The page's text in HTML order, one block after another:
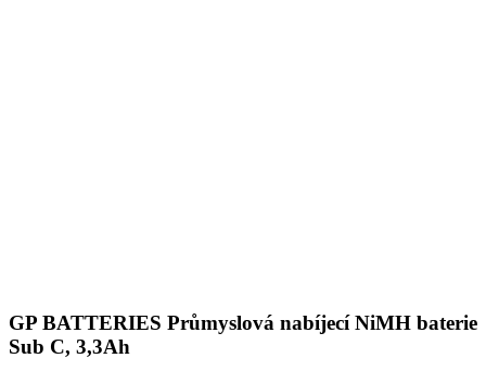
GP BATTERIES Průmyslová nabíjecí NiMH baterie
Sub C, 3,3Ah